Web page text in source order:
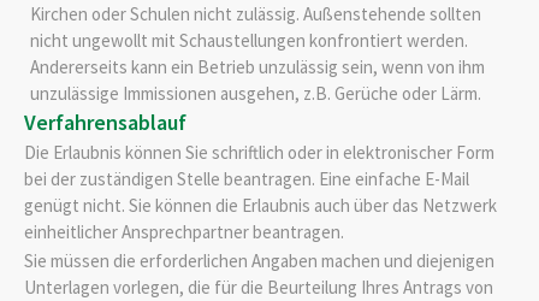
Kirchen oder Schulen nicht zulässig. Außenstehende sollten
nicht ungewollt mit Schaustellungen konfrontiert werden.
Andererseits kann ein Betrieb unzulässig sein, wenn von ihm
unzulässige Immissionen ausgehen, z.B. Gerüche oder Lärm.
Verfahrensablauf
Die Erlaubnis können Sie schriftlich oder in elektronischer Form
bei der zuständigen Stelle beantragen. Eine einfache E-Mail
genügt nicht. Sie können die Erlaubnis auch über das Netzwerk
einheitlicher Ansprechpartner beantragen.
Sie müssen die erforderlichen Angaben machen und diejenigen
Unterlagen vorlegen, die für die Beurteilung Ihres Antrags von